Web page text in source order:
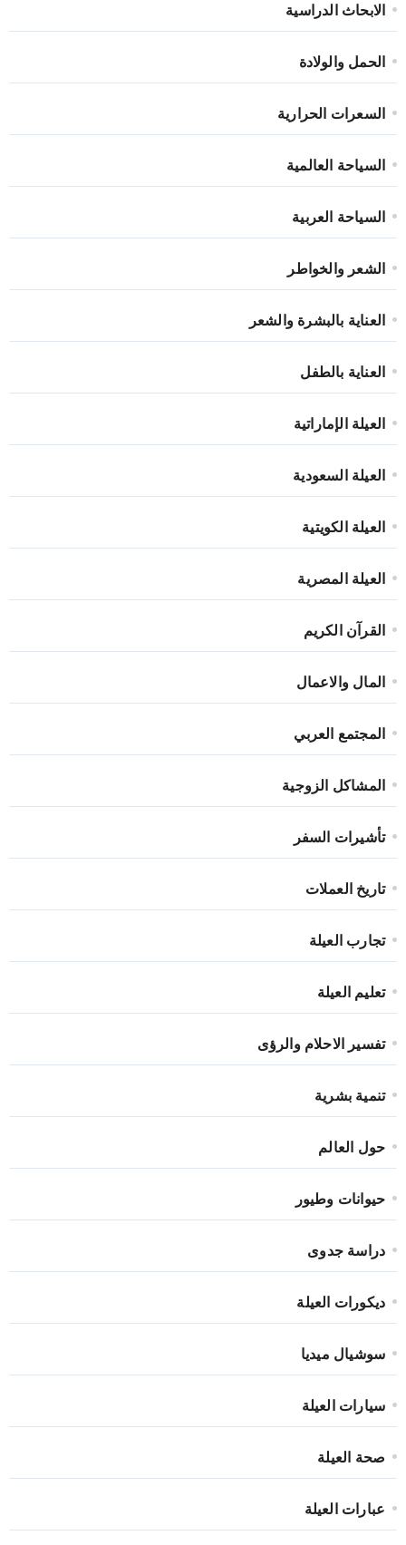
الابحاث الدراسية
الحمل والولادة
السعرات الحرارية
السياحة العالمية
السياحة العربية
الشعر والخواطر
العناية بالبشرة والشعر
العناية بالطفل
العيلة الإماراتية
العيلة السعودية
العيلة الكويتية
العيلة المصرية
القرآن الكريم
المال والاعمال
المجتمع العربي
المشاكل الزوجية
تأشيرات السفر
تاريخ العملات
تجارب العيلة
تعليم العيلة
تفسير الاحلام والرؤى
تنمية بشرية
حول العالم
حيوانات وطيور
دراسة جدوى
ديكورات العيلة
سوشيال ميديا
سيارات العيلة
صحة العيلة
عبارات العيلة